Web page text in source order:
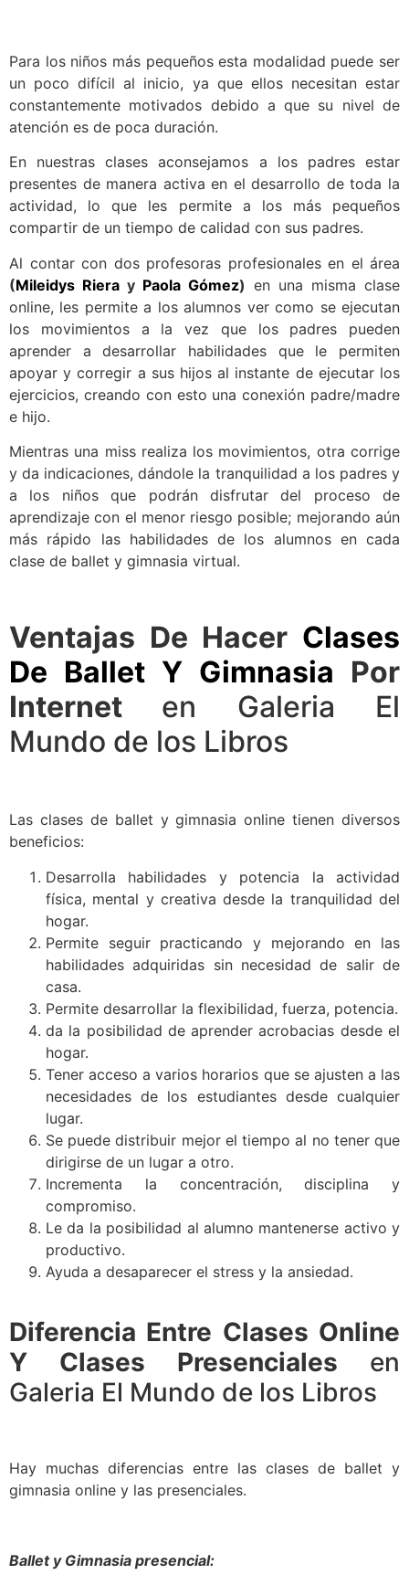
Para los niños más pequeños esta modalidad puede ser
un poco difícil al inicio, ya que ellos necesitan estar
constantemente motivados debido a que su nivel de
atención es de poca duración.
En nuestras clases aconsejamos a los padres estar
presentes de manera activa en el desarrollo de toda la
actividad, lo que les permite a los más pequeños
compartir de un tiempo de calidad con sus padres.
Al contar con dos profesoras profesionales en el área
(Mileidys Riera y Paola Gómez) en una misma clase
online, les permite a los alumnos ver como se ejecutan
los movimientos a la vez que los padres pueden
aprender a desarrollar habilidades que le permiten
apoyar y corregir a sus hijos al instante de ejecutar los
ejercicios, creando con esto una conexión padre/madre
e hijo.
Mientras una miss realiza los movimientos, otra corrige
y da indicaciones, dándole la tranquilidad a los padres y
a los niños que podrán disfrutar del proceso de
aprendizaje con el menor riesgo posible; mejorando aún
más rápido las habilidades de los alumnos en cada
clase de ballet y gimnasia virtual.
Ventajas De Hacer Clases
De Ballet Y Gimnasia Por
Internet en Galeria El
Mundo de los Libros
Las clases de ballet y gimnasia online tienen diversos
beneficios:
Desarrolla habilidades y potencia la actividad
física, mental y creativa desde la tranquilidad del
hogar.
Permite seguir practicando y mejorando en las
habilidades adquiridas sin necesidad de salir de
casa.
Permite desarrollar la flexibilidad, fuerza, potencia.
da la posibilidad de aprender acrobacias desde el
hogar.
Tener acceso a varios horarios que se ajusten a las
necesidades de los estudiantes desde cualquier
lugar.
Se puede distribuir mejor el tiempo al no tener que
dirigirse de un lugar a otro.
Incrementa la concentración, disciplina y
compromiso.
Le da la posibilidad al alumno mantenerse activo y
productivo.
Ayuda a desaparecer el stress y la ansiedad.
Diferencia Entre Clases Online
Y Clases Presenciales en
Galeria El Mundo de los Libros
Hay muchas diferencias entre las clases de ballet y
gimnasia online y las presenciales.
Ballet y Gimnasia presencial: